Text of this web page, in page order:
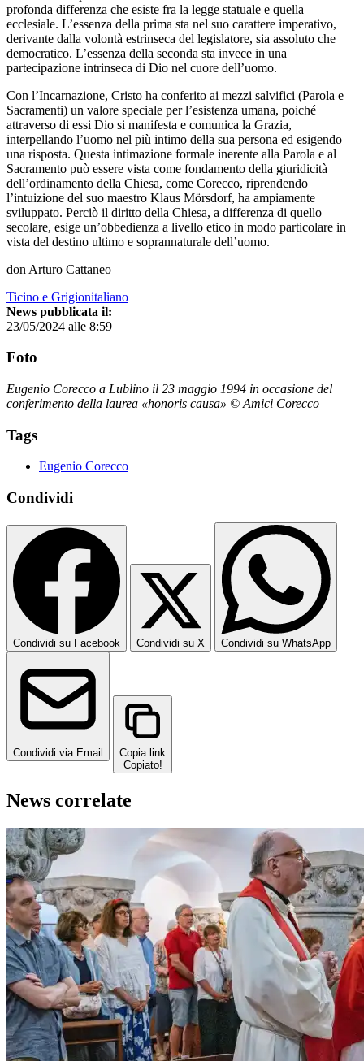
profonda differenza che esiste fra la legge statuale e quella
ecclesiale. L’essenza della prima sta nel suo carattere imperativo,
derivante dalla volontà estrinseca del legislatore, sia assoluto che
democratico. L’essenza della seconda sta invece in una
partecipazione intrinseca di Dio nel cuore dell’uomo.
Con l’Incarnazione, Cristo ha conferito ai mezzi salvifici (Parola e
Sacramenti) un valore speciale per l’esistenza umana, poiché
attraverso di essi Dio si manifesta e comunica la Grazia,
interpellando l’uomo nel più intimo della sua persona ed esigendo
una risposta. Questa intimazione formale inerente alla Parola e al
Sacramento può essere vista come fondamento della giuridicità
dell’ordinamento della Chiesa, come Corecco, riprendendo
l’intuizione del suo maestro Klaus Mörsdorf, ha ampiamente
sviluppato. Perciò il diritto della Chiesa, a differenza di quello
secolare, esige un’obbedienza a livello etico in modo particolare in
vista del destino ultimo e soprannaturale dell’uomo.
don Arturo Cattaneo
Ticino e Grigionitaliano
News pubblicata il:
23/05/2024 alle 8:59
Foto
Eugenio Corecco a Lublino il 23 maggio 1994 in occasione del
conferimento della laurea «honoris causa» © Amici Corecco
Tags
Eugenio Corecco
Condividi
Condividi su Facebook Condividi su X Condividi su WhatsApp
Condividi via Email
Copia link
Copiato!
News correlate